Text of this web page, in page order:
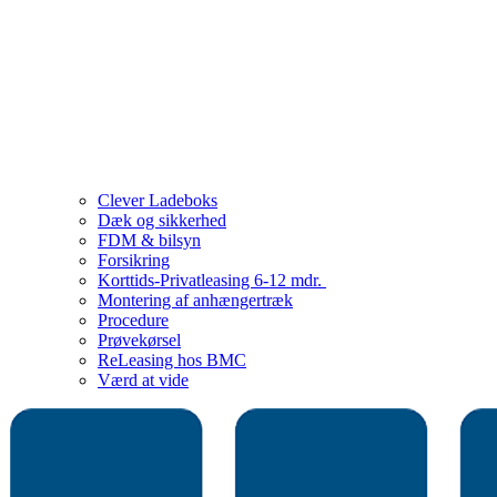
Clever Ladeboks
Dæk og sikkerhed
FDM & bilsyn
Forsikring
Korttids-Privatleasing 6-12 mdr.
Montering af anhængertræk
Procedure
Prøvekørsel
ReLeasing hos BMC
Værd at vide